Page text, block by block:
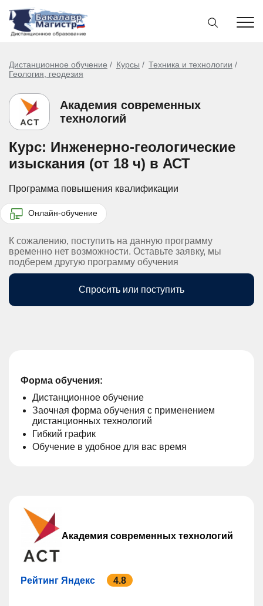
Дистанционное обучение Курсы
Техника и технологии
Геология, геодезия
Академия современных
технологий
Курс: Инженерно-геологические
изыскания (от 18 ч) в АСТ
Программа повышения квалификации
Онлайн-обучение
К сожалению, поступить на данную программу
временно нет возможности. Оставьте заявку, мы
подберем другую программу обучения
Спросить или поступить
Форма обучения:
Дистанционное обучение
Заочная форма обучения с применением
дистанционных технологий
Гибкий график
Обучение в удобное для вас время
Академия современных технологий
Рейтинг Яндекс 4.8